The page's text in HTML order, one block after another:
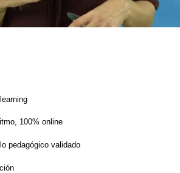
100% online
pedagógico validado